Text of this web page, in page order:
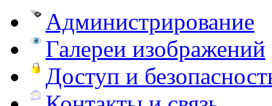
Администрирование
Галереи изображений
Доступ и